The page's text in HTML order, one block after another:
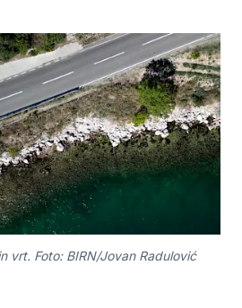
vrt. Foto: BIRN/Jovan Radulović